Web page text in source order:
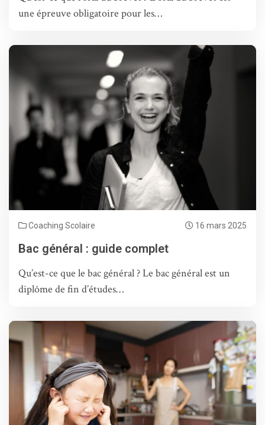
une épreuve obligatoire pour les…
Coaching Scolaire 16 mars 2025
Bac général : guide complet
Qu’est-ce que le bac général ? Le bac général est un
diplôme de fin d’études…